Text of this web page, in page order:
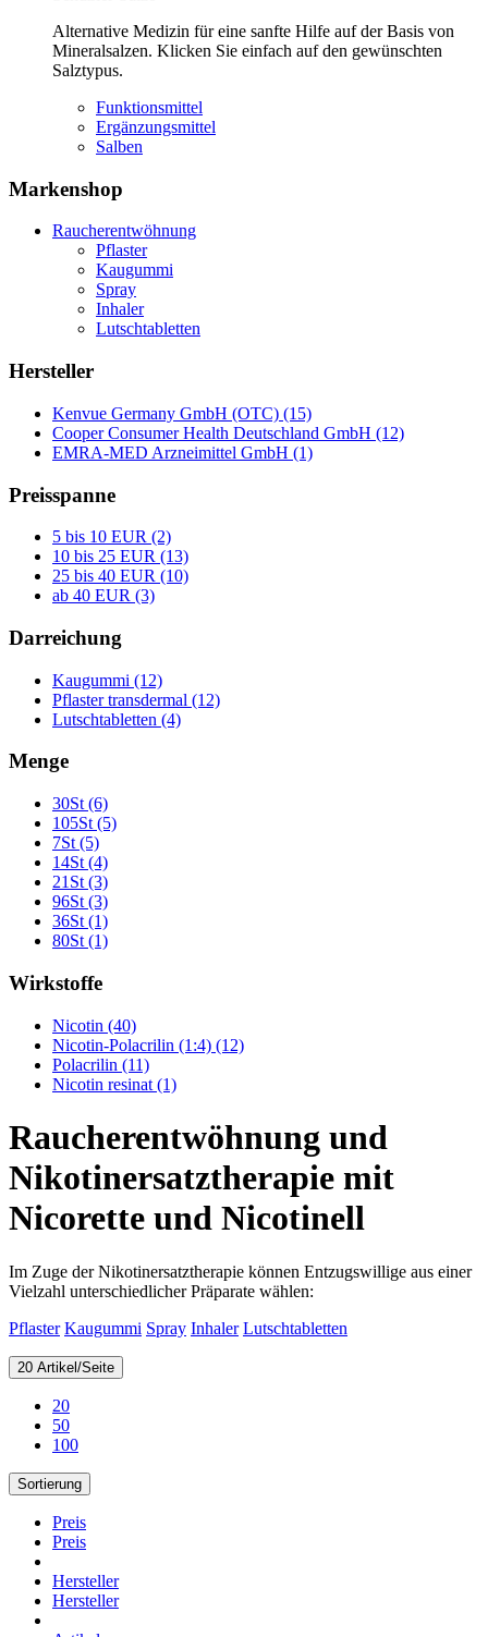
Alternative Medizin für eine sanfte Hilfe auf der Basis von
Mineralsalzen. Klicken Sie einfach auf den gewünschten
Salztypus.
Funktionsmittel
Ergänzungsmittel
Salben
Markenshop
Raucherentwöhnung
Pflaster
Kaugummi
Spray
Inhaler
Lutschtabletten
Hersteller
Kenvue Germany GmbH (OTC) (15)
Cooper Consumer Health Deutschland GmbH (12)
EMRA-MED Arzneimittel GmbH (1)
Preisspanne
5 bis 10 EUR (2)
10 bis 25 EUR (13)
25 bis 40 EUR (10)
ab 40 EUR (3)
Darreichung
Kaugummi (12)
Pflaster transdermal (12)
Lutschtabletten (4)
Menge
30St (6)
105St (5)
7St (5)
14St (4)
21St (3)
96St (3)
36St (1)
80St (1)
Wirkstoffe
Nicotin (40)
Nicotin-Polacrilin (1:4) (12)
Polacrilin (11)
Nicotin resinat (1)
Raucherentwöhnung und
Nikotinersatztherapie mit
Nicorette und Nicotinell
Im Zuge der Nikotinersatztherapie können Entzugswillige aus einer
Vielzahl unterschiedlicher Präparate wählen:
Pflaster Kaugummi Spray Inhaler Lutschtabletten
20 Artikel/Seite
20
50
100
Sortierung
Preis
Preis
Hersteller
Hersteller